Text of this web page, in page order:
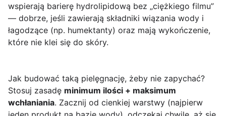
wspierają barierę hydrolipidową bez „ciężkiego filmu”
— dobrze, jeśli zawierają składniki wiązania wody i
łagodzące (np. humektanty) oraz mają wykończenie,
które nie klei się do skóry.
Jak budować taką pielęgnację, żeby nie zapychać?
Stosuj zasadę minimum ilości + maksimum
wchłaniania. Zacznij od cienkiej warstwy (najpierw